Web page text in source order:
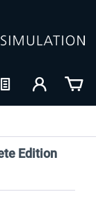
Edition